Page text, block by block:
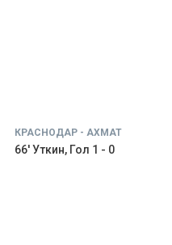
КРАСНОДАР - АХМАТ
66' Уткин, Гол 1 - 0